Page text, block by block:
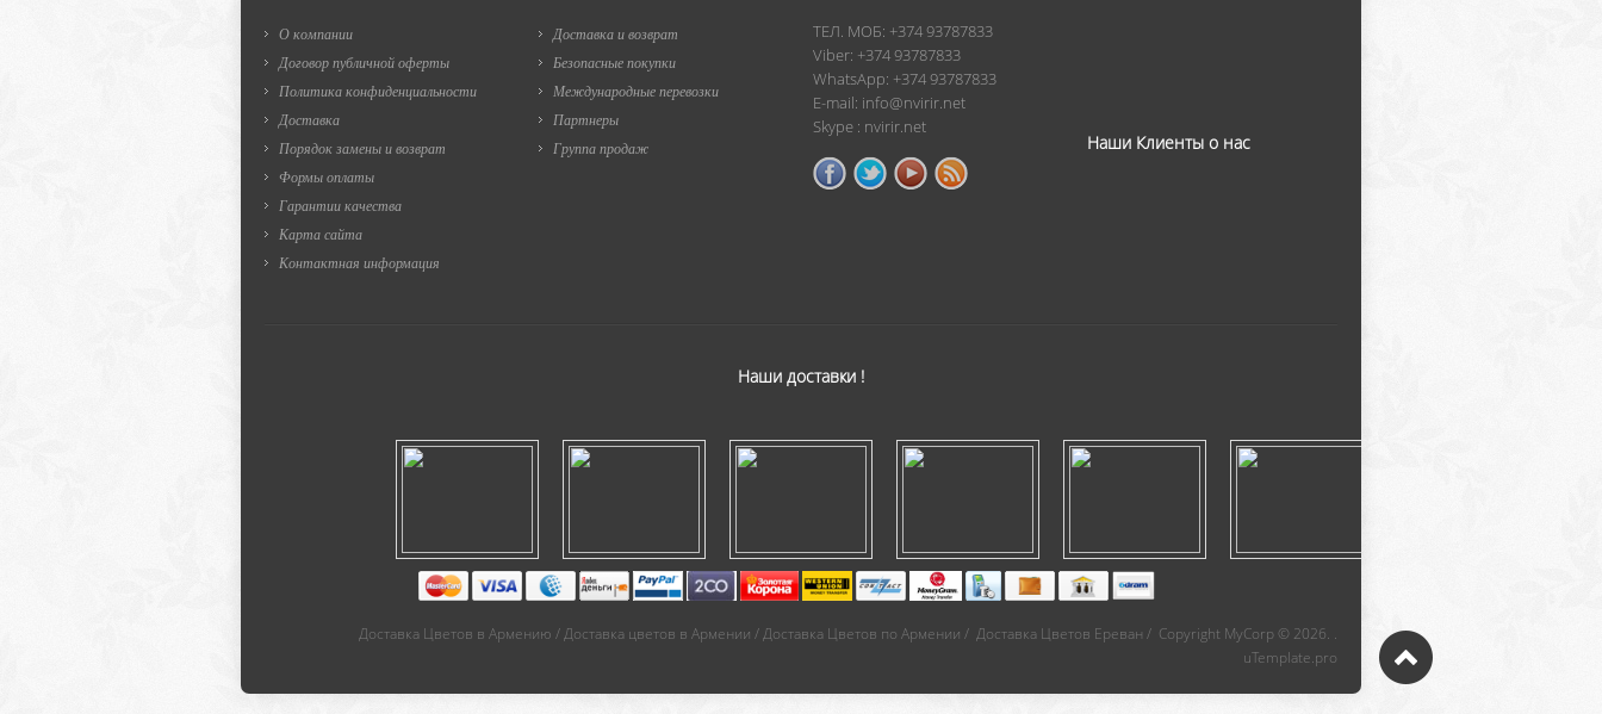
О компании
Договор публичной оферты
Политика конфиденциальности
Доставка
Порядок замены и возврат
Формы оплаты
Гарантии качества
Карта сайта
Контактная информация
Доставка и возврат
Безопасные покупки
Международные перевозки
Партнеры
Группа продаж
ТЕЛ. МОБ: +374 93787833
Viber: +374 93787833
WhatsApp: +374 93787833
E-mail: info@nvirir.net
Skype : nvirir.net
Наши Клиенты о нас
Наши доставки !
Доставка Цветов в Армению / Доставка цветов в Армении / Доставка Цветов по Армении / Доставка Цветов Ереван / Copyright MyCorp © 2026. .
uTemplate.pro